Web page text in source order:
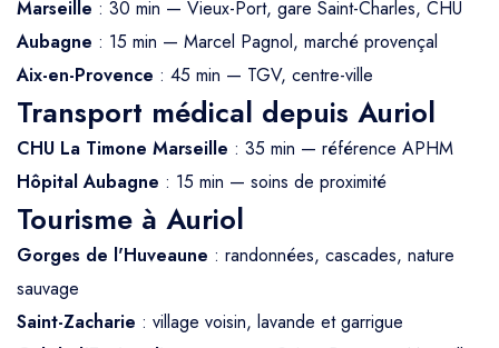
Marseille : 30 min — Vieux-Port, gare Saint-Charles, CHU
Aubagne : 15 min — Marcel Pagnol, marché provençal
Aix-en-Provence : 45 min — TGV, centre-ville
Transport médical depuis Auriol
CHU La Timone Marseille : 35 min — référence APHM
Hôpital Aubagne : 15 min — soins de proximité
Tourisme à Auriol
Gorges de l'Huveaune : randonnées, cascades, nature
sauvage
Saint-Zacharie : village voisin, lavande et garrigue